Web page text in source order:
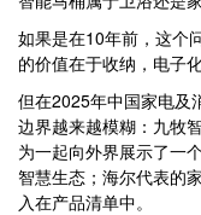
如果是在10年前，这个
的价值在于收纳，电子
但在2025年中国家电及
边界越来越模糊：九牧
为一起向外界展示了一
智慧生态；海尔代表的
入在产品清单中。